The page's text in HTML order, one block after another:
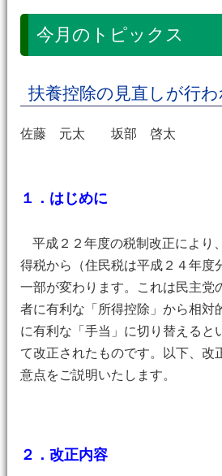
今月のトピックス
扶養控除の見直しが行
佐藤 元太 坂部 啓太
１．はじめに
平成２２年度の税制改正により
得税から（住民税は平成２４年度
一部が変わります。これは民主党
者に有利な「所得控除」から相対
に有利な「手当」に切り替えると
て改正されたものです。以下、改
意点をご説明いたします。
２．改正内容